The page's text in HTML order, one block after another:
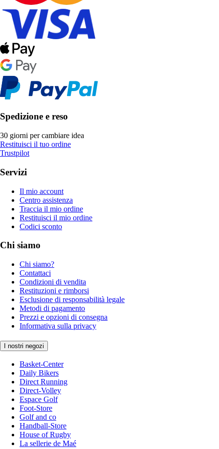
Spedizione e reso
30 giorni per cambiare idea
Restituisci il tuo ordine
Trustpilot
Servizi
Il mio account
Centro assistenza
Traccia il mio ordine
Restituisci il mio ordine
Codici sconto
Chi siamo
Chi siamo?
Contattaci
Condizioni di vendita
Restituzioni e rimborsi
Esclusione di responsabilità legale
Metodi di pagamento
Prezzi e opzioni di consegna
Informativa sulla privacy
I nostri negozi
Basket-Center
Daily Bikers
Direct Running
Direct-Volley
Espace Golf
Foot-Store
Golf and co
Handball-Store
House of Rugby
La sellerie de Maé